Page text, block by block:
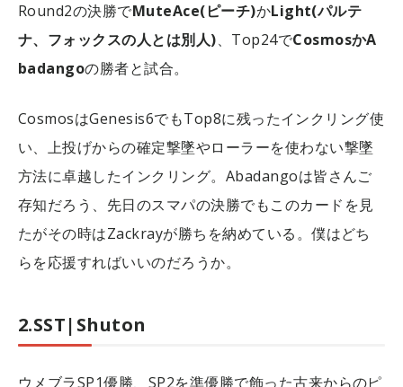
Round2の決勝でMuteAce(ピーチ)かLight(パルテ
ナ、フォックスの人とは別人)、Top24でCosmosかA
badangoの勝者と試合。
CosmosはGenesis6でもTop8に残ったインクリング使
い、上投げからの確定撃墜やローラーを使わない撃墜
方法に卓越したインクリング。Abadangoは皆さんご
存知だろう、先日のスマパの決勝でもこのカードを見
たがその時はZackrayが勝ちを納めている。僕はどち
らを応援すればいいのだろうか。
2.SST|Shuton
ウメブラSP1優勝、SP2を準優勝で飾った古来からのピ